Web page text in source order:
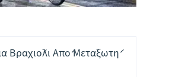
Βραχιόλι Από Μεταξωτή